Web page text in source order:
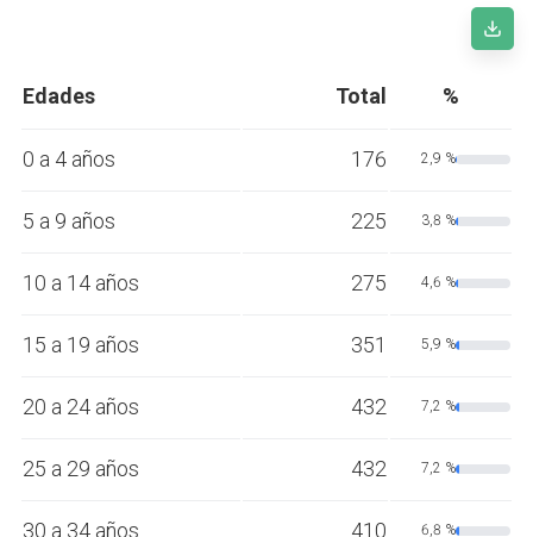
Edades Total %
0 a 4 años 176 2,9 %
5 a 9 años 225 3,8 %
10 a 14 años 275 4,6 %
15 a 19 años 351 5,9 %
20 a 24 años 432 7,2 %
25 a 29 años 432 7,2 %
30 a 34 años 410 6,8 %